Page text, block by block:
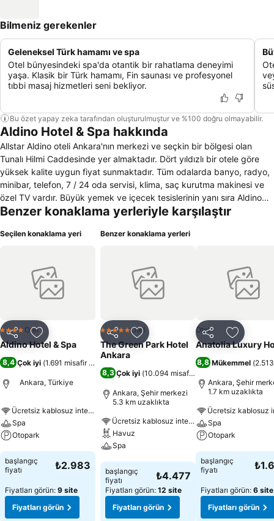
Bilmeniz gerekenler
Geleneksel Türk hamamı ve spa
Otel bünyesindeki spa'da otantik bir rahatlama deneyimi
yaşa. Klasik bir Türk hamamı, Fin saunası ve profesyonel
tıbbi masaj hizmetleri seni bekliyor.
Bu özet yapay zeka tarafından oluşturulmuştur ve %100 doğru olmayabilir.
Aldino Hotel & Spa hakkında
Allstar Aldino oteli Ankara'nın merkezi ve seçkin bir bölgesi olan
Tunalı Hilmi Caddesinde yer almaktadır. Dört yıldızlı bir otele göre
yüksek kalite uygun fiyat sunmaktadır. Tüm odalarda banyo, radyo,
minibar, telefon, 7 / 24 oda servisi, klima, saç kurutma makinesi ve
özel TV vardır. Büyük yemek ve içecek tesislerinin yanı sıra Aldino
Bar, lobi ve Aldino Restaurant da bulunmaktadır. Hotel Aldino da
Çamaşırhane, Terzi, Garaj hizmeletleride sunulmaktadır.Başkentteki
kanalı izleyerek dinlenebilirsiniz.Odanızdaki klima sıcaklığı istediğiniz
seviyede tutarken, sizler odanızda Hotel Aldinonun rahatlığına
varabilirsiniz. Hotel Aldino, 55 odası ve bu odaların tümünde bulunan
merkezi ısıtma ve saç kurutma makineleri ile sizin rahatınız için
hazırlanmıştır ve sizleri beklemektedir.
Benzer konaklama yerleriyle karşılaştır
Seçilen konaklama yeri
Paylaş Favorilerime ekle
4 Yıldız Otel
Aldino Hotel & Spa
8,4 Çok iyi (1.691 misafir puanı
Ankara, Türkiye
Ücretsiz kablosuz internet
Spa
Otopark
Fiyatları görün
başlangıç
fiyatı
₺2.983
Fiyatları görün: 9 site
Fiyatları görün
Benzer konaklama yerleri
Paylaş Favorilerime ekle
5 Yıldız Otel
The Green Park Hotel
Ankara
8,3 Çok iyi (10.094 misafir puanı
Ankara, Şehir merkezi
5.3 km uzaklıkta
Ücretsiz kablosuz internet
Havuz
Spa
Fiyatları görün
başlangıç
fiyatı
₺4.477
Fiyatları görün: 12 site
Fiyatları görün
Paylaş
Otel
Anatolia Luxury
8,8 Mükemmel (
Ankara, Şehir
1.7 km uzaklıkta
Spa
Otopark
Fiyatları görün
başlangıç
fiyatı
Fiyatları görün: 6 site
Fiyatları görün